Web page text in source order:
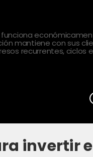
mantiene con sus
recurrentes,
invertir